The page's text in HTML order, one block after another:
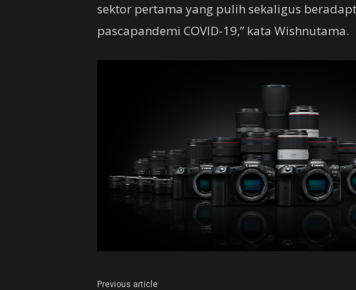
sektor pertama yang pulih sekaligus
pascapandemi COVID-19,” kata Wishnutama.
Previous article